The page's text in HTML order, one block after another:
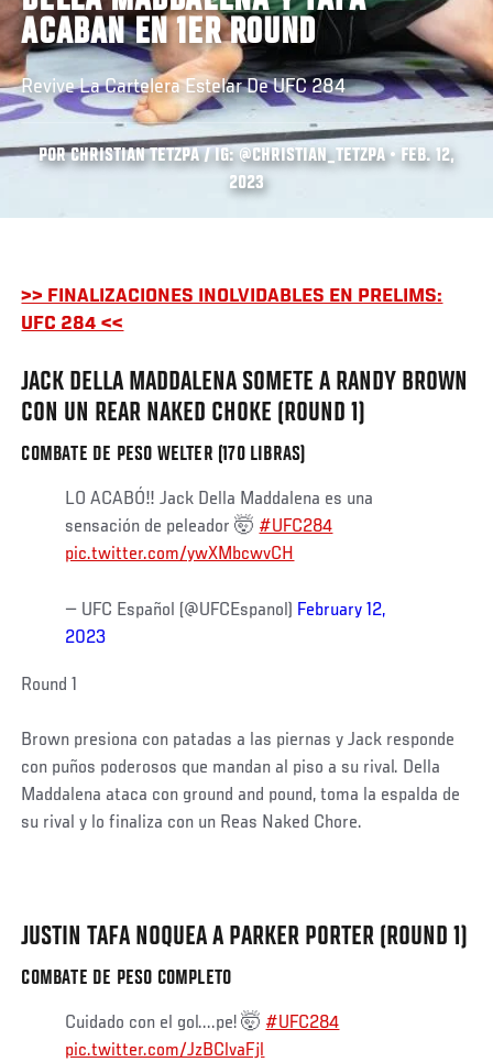
ACABAN EN 1ER ROUND
Revive La Cartelera Estelar De UFC 284
POR CHRISTIAN TETZPA / IG: @CHRISTIAN_TETZPA • FEB. 12,
2023
>> FINALIZACIONES INOLVIDABLES EN PRELIMS:
UFC 284 <<
JACK DELLA MADDALENA SOMETE A RANDY BROWN
CON UN REAR NAKED CHOKE (ROUND 1)
COMBATE DE PESO WELTER (170 LIBRAS)
LO ACABÓ‼️ Jack Della Maddalena es una
sensación de peleador 🤯 #UFC284
pic.twitter.com/ywXMbcwvCH
— UFC Español (@UFCEspanol) February 12,
2023
Round 1
Brown presiona con patadas a las piernas y Jack responde
con puños poderosos que mandan al piso a su rival. Della
Maddalena ataca con ground and pound, toma la espalda de
su rival y lo finaliza con un Reas Naked Chore.
JUSTIN TAFA NOQUEA A PARKER PORTER (ROUND 1)
COMBATE DE PESO COMPLETO
Cuidado con el gol....pe! 🤯 #UFC284
pic.twitter.com/JzBClvaFjl